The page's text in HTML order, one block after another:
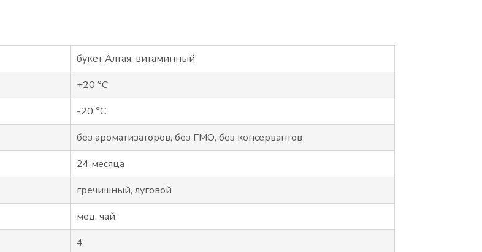
букет Алтая, витаминный
+20 °C
-20 °C
без ароматизаторов, без ГМО, без консервантов
24 месяца
гречишный, луговой
мед, чай
4